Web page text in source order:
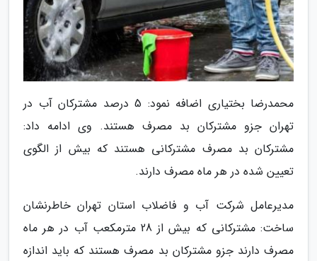
محمدرضا بختیاری اضافه نمود: 5 درصد مشترکان آب در
تهران جزو مشترکان بد مصرف هستند. وی ادامه داد:
مشترکان بد مصرف مشترکانی هستند که بیش از الگوی
تعیین شده در هر ماه مصرف دارند.
مدیرعامل شرکت آب و فاضلاب استان تهران خاطرنشان
ساخت: مشترکانی که بیش از 28 مترمکعب آب در هر ماه
مصرف دارند جزو مشترکان بد مصرف هستند که باید اندازه